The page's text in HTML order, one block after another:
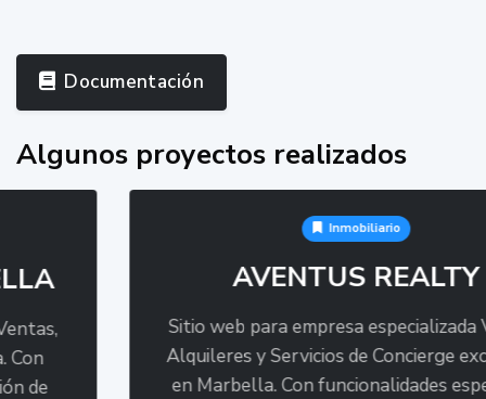
Documentación
Algunos proyectos realizados
AVENTUS REALTY
Sitio web para empresa especializada Ventas,
Alquileres y Servicios de Concierge exclusivos
en Marbella. Con funcionalidades especificas